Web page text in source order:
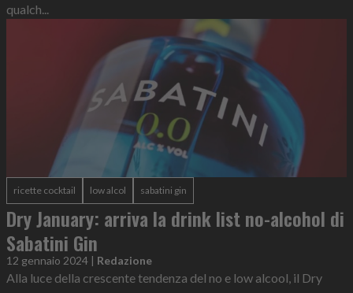
qualch...
ricette cocktail low alcol sabatini gin
Dry January: arriva la drink list no-alcohol di
Sabatini Gin
12 gennaio 2024 | Redazione
Alla luce della crescente tendenza del no e low alcool, il Dry